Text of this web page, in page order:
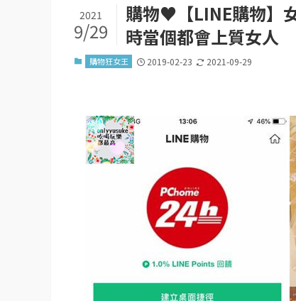
購物♥【LINE購物】
時當個都會上質女人
2021
9/29
購物狂女王 2019-02-23 2021-09-29